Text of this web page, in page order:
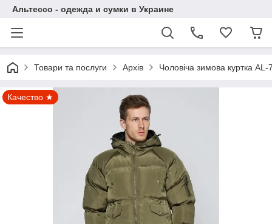
Альтессо - одежда и сумки в Украине
Товари та послуги Архів Чоловіча зимова куртка
Качество ★